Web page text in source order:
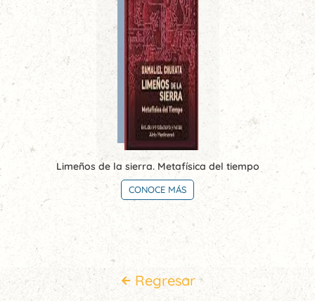
Limeños de la sierra. Metafísica del tiempo
CONOCE MÁS
Regresar